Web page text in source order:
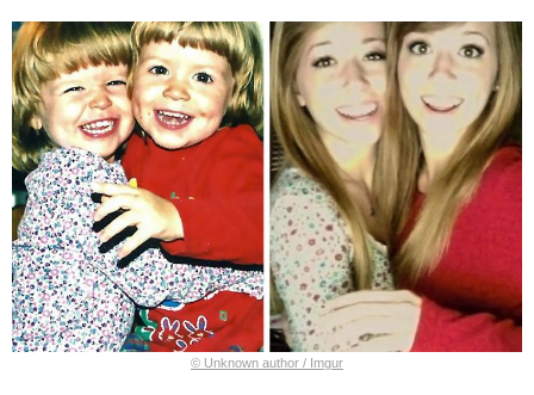
© Unknown author / Imgur